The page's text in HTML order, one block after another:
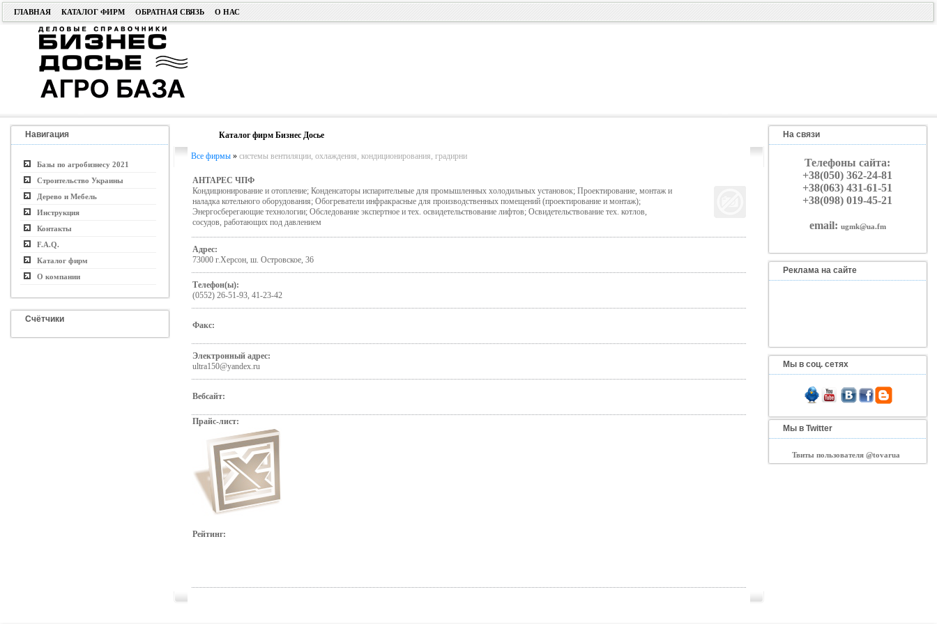
ГЛАВНАЯ КАТАЛОГ ФИРМ ОБРАТНАЯ СВЯЗЬ О НАС
Навигация
Базы по агробизнесу 2021
Строительство Украины
Дерево и Мебель
Инструкция
Контакты
F.A.Q.
Каталог фирм
О компании
Счётчики
Каталог фирм Бизнес Досье
Все фирмы» системы вентиляции, охлаждения, кондиционирования, градирни
АНТАРЕС ЧПФ
Кондиционирование и отопление; Конденсаторы испарительные для промышленных холодильных установок; Проектирование, монтаж и
наладка котельного оборудования; Обогреватели инфракрасные для производственных помещений (проектирование и монтаж);
Энергосберегающие технологии; Обследование экспертное и тех. освидетельствование лифтов; Освидетельствование тех. котлов,
сосудов, работающих под давлением
Адрес:
73000 г.Херсон, ш. Островское, 36
Телефон(ы):
(0552) 26-51-93, 41-23-42
Факс:
Электронный адрес:
ultra150@yandex.ru
Вебсайт:
Прайс-лист:
Рейтинг:
На связи
Телефоны сайта:
+38(050) 362-24-81
+38(063) 431-61-51
+38(098) 019-45-21
email: ugmk@ua.fm
Реклама на сайте
Мы в соц. сетях
Мы в Twitter
Твиты пользователя @tovarua